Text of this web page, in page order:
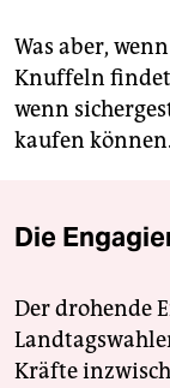
Was aber,
Knuffeln
wenn
kaufen können.
Die
Der drohende
Kräfte